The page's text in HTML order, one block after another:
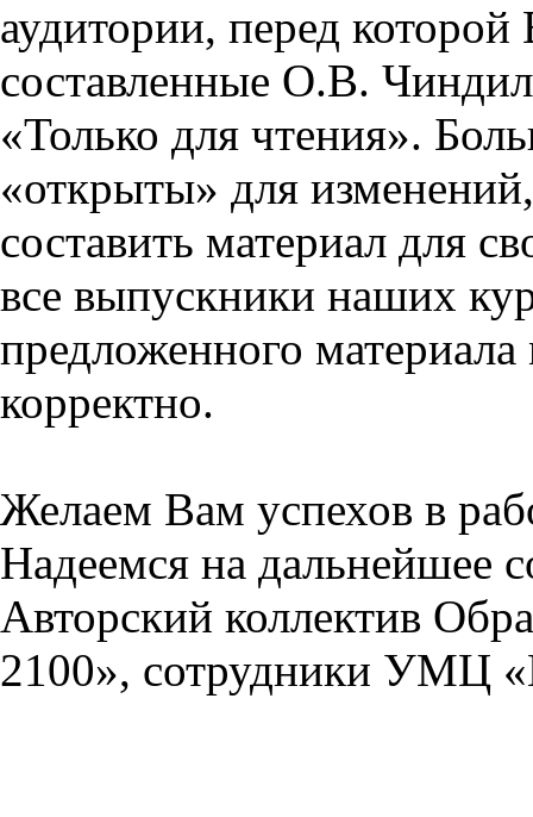
аудитории, перед
составленные О.В.
«Только для чтения».
«открыты» для
составить материал для
все выпускники наших
предложенного
корректно.
Желаем Вам успехов в
Надеемся на дальнейшее
Авторский коллектив
2100», сотрудники УМЦ